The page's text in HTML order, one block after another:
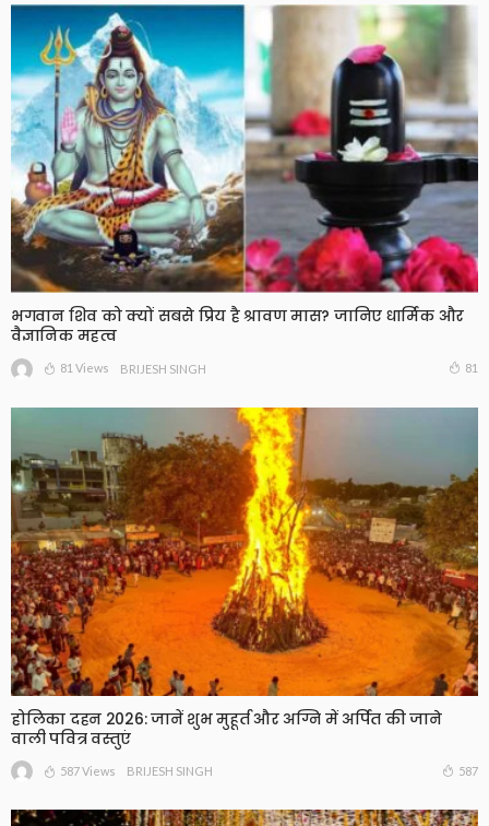
भगवान शिव को क्यों सबसे प्रिय है श्रावण मास? जानिए धार्मिक और
वैज्ञानिक महत्व
81 Views BRIJESH SINGH 81
होलिका दहन 2026: जानें शुभ मुहूर्त और अग्नि में अर्पित की जाने
वाली पवित्र वस्तुएं
587 Views BRIJESH SINGH 587